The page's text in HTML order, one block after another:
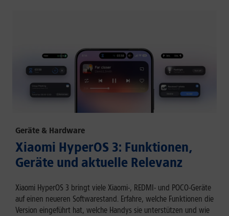
Geräte & Hardware
Xiaomi HyperOS 3: Funktionen,
Geräte und aktuelle Relevanz
Xiaomi HyperOS 3 bringt viele Xiaomi-, REDMI- und POCO-Geräte
auf einen neueren Softwarestand. Erfahre, welche Funktionen die
Version eingeführt hat, welche Handys sie unterstützen und wie